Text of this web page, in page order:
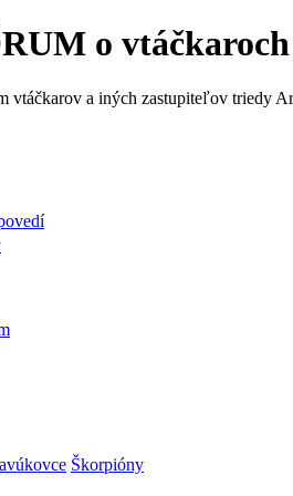
o vtáčkaroch
vtáčkarov a iných zastupiteľov triedy
Škorpióny